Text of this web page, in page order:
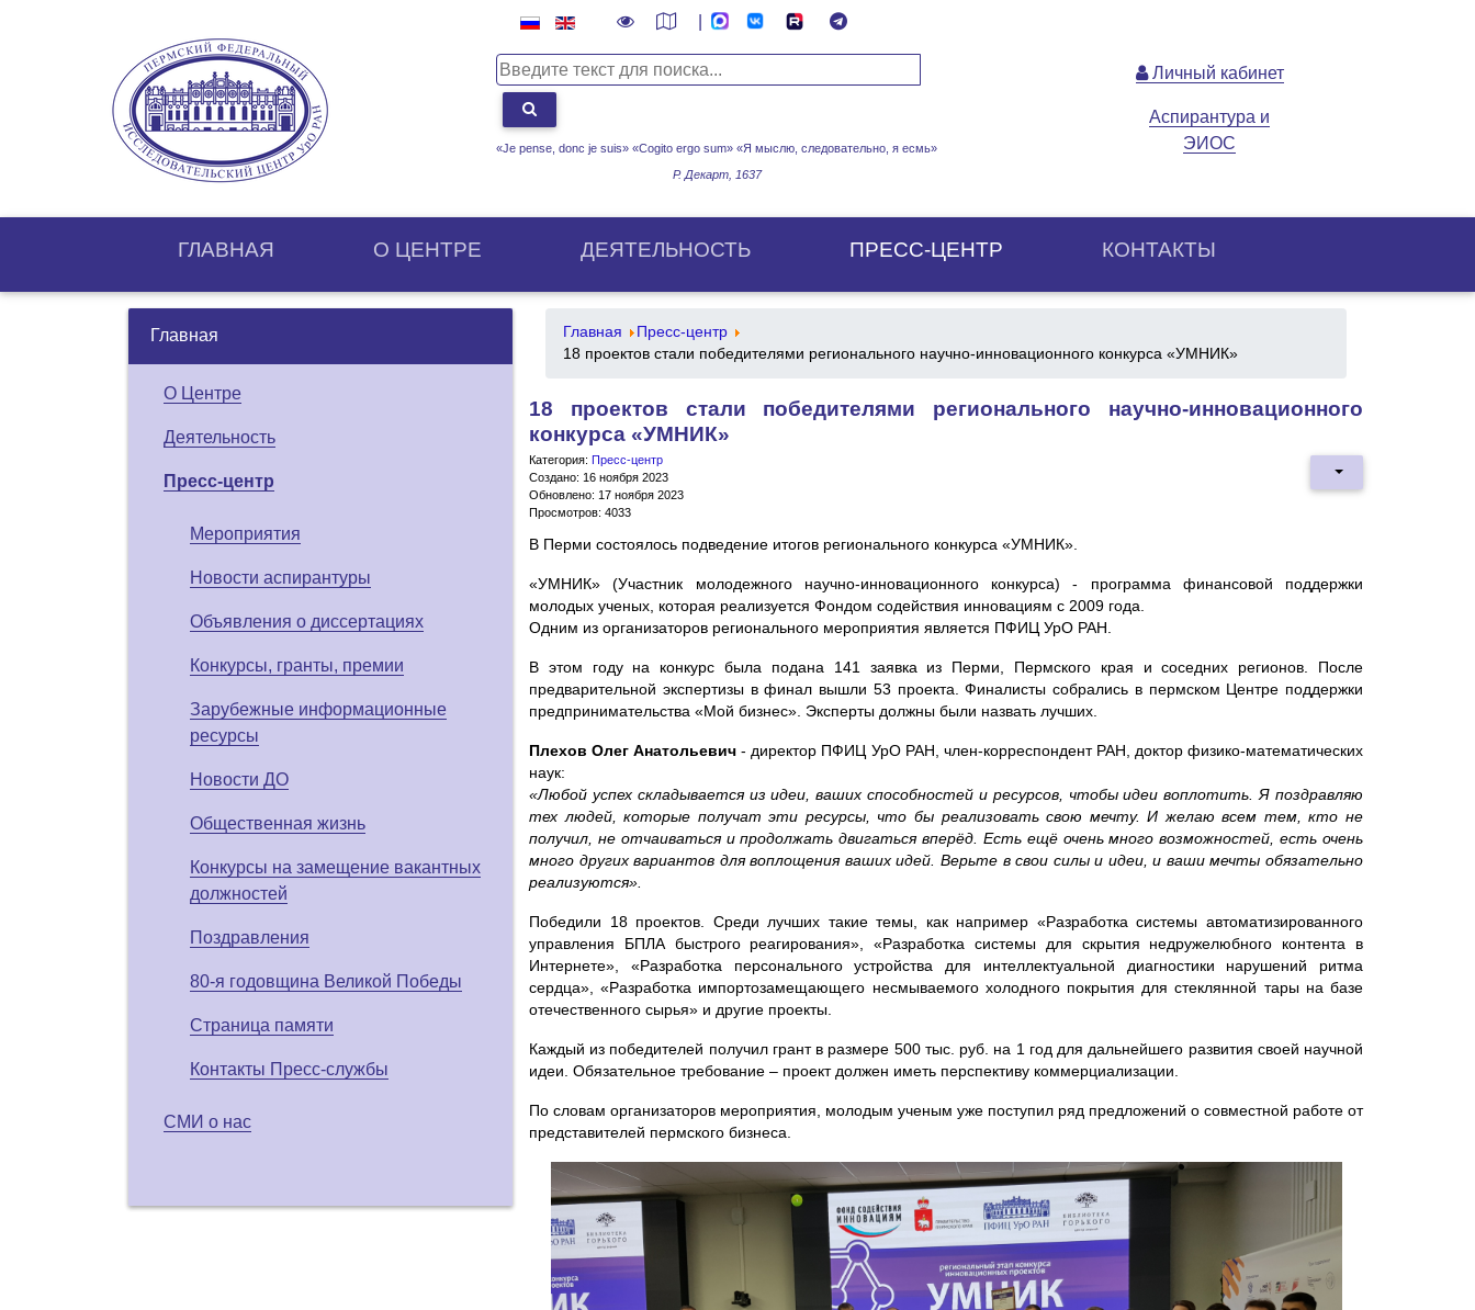
«Je pense, donc je suis» «Cogito ergo sum» «Я мыслю, следовательно, я есмь»
Р. Декарт, 1637
Личный кабинет
Аспирантура и
ЭИОС
ГЛАВНАЯ О ЦЕНТРE ДЕЯТЕЛЬНОСТЬ ПРЕСС-ЦЕНТР КОНТАКТЫ
Главная
О Центре
Деятельность
Пресс-центр
Мероприятия
Новости аспирантуры
Объявления о диссертациях
Конкурсы, гранты, премии
Зарубежные информационные
ресурсы
Новости ДО
Общественная жизнь
Конкурсы на замещение вакантных
должностей
Поздравления
80-я годовщина Великой Победы
Страница памяти
Контакты Пресс-службы
СМИ о нас
Главная
Пресс-центр
18 проектов стали победителями регионального научно-инновационного конкурса «УМНИК»
18 проектов стали победителями регионального научно-инновационного
конкурса «УМНИК»
Категория: Пресс-центр
Создано: 16 ноября 2023
Обновлено: 17 ноября 2023
Просмотров: 4033
В Перми состоялось подведение итогов регионального конкурса «УМНИК».
«УМНИК» (Участник молодежного научно-инновационного конкурса) - программа финансовой поддержки
молодых ученых, которая реализуется Фондом содействия инновациям с 2009 года.
Одним из организаторов регионального мероприятия является ПФИЦ УрО РАН.
В этом году на конкурс была подана 141 заявка из Перми, Пермского края и соседних регионов. После
предварительной экспертизы в финал вышли 53 проекта. Финалисты собрались в пермском Центре поддержки
предпринимательства «Мой бизнес». Эксперты должны были назвать лучших.
Плехов Олег Анатольевич - директор ПФИЦ УрО РАН, член-корреспондент РАН, доктор физико-математических
наук:
«Любой успех складывается из идеи, ваших способностей и ресурсов, чтобы идеи воплотить. Я поздравляю
тех людей, которые получат эти ресурсы, что бы реализовать свою мечту. И желаю всем тем, кто не
получил, не отчаиваться и продолжать двигаться вперёд. Есть ещё очень много возможностей, есть очень
много других вариантов для воплощения ваших идей. Верьте в свои силы и идеи, и ваши мечты обязательно
реализуются».
Победили 18 проектов. Среди лучших такие темы, как например «Разработка системы автоматизированного
управления БПЛА быстрого реагирования», «Разработка системы для скрытия недружелюбного контента в
Интернете», «Разработка персонального устройства для интеллектуальной диагностики нарушений ритма
сердца», «Разработка импортозамещающего несмываемого холодного покрытия для стеклянной тары на базе
отечественного сырья» и другие проекты.
Каждый из победителей получил грант в размере 500 тыс. руб. на 1 год для дальнейшего развития своей научной
идеи. Обязательное требование – проект должен иметь перспективу коммерциализации.
По словам организаторов мероприятия, молодым ученым уже поступил ряд предложений о совместной работе от
представителей пермского бизнеса.